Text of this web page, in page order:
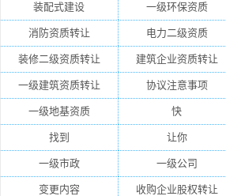
装配式建设 一级环保资质
消防资质转让 电力二级资质
装修二级资质转让 建筑企业资质转让
一级建筑资质转让 协议注意事项
一级地基资质 快
找到 让你
一级市政 一级公司
变更内容 收购企业股权转让